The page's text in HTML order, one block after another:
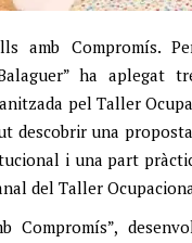
amb Compromís.
ha aplegat
pel Taller
descobrir una
i una part
del Taller
Compromís”,